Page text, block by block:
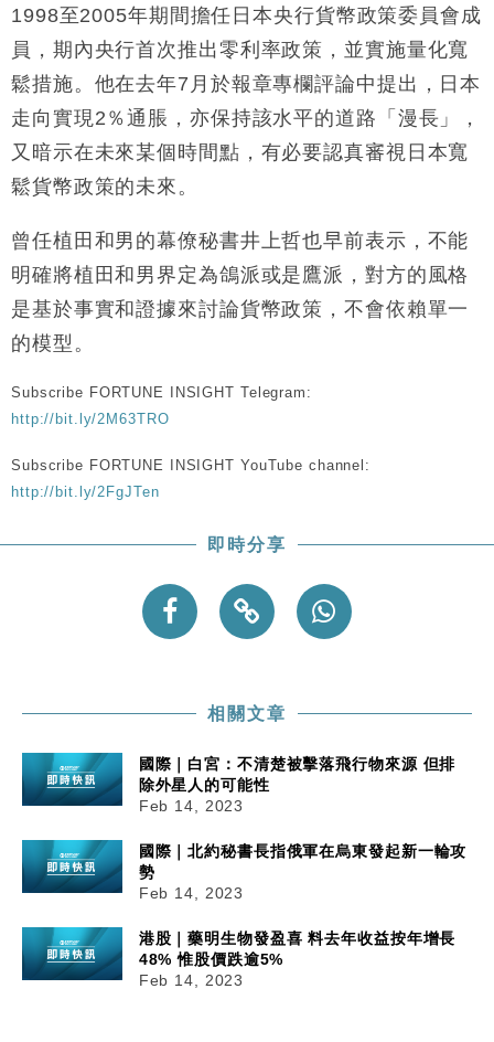
1998至2005年期間擔任日本央行貨幣政策委員會成
員，期內央行首次推出零利率政策，並實施量化寬
鬆措施。他在去年7月於報章專欄評論中提出，日本
走向實現2％通脹，亦保持該水平的道路「漫長」，
又暗示在未來某個時間點，有必要認真審視日本寬
鬆貨幣政策的未來。
曾任植田和男的幕僚秘書井上哲也早前表示，不能
明確將植田和男界定為鴿派或是鷹派，對方的風格
是基於事實和證據來討論貨幣政策，不會依賴單一
的模型。
Subscribe FORTUNE INSIGHT Telegram:
http://bit.ly/2M63TRO
Subscribe FORTUNE INSIGHT YouTube channel:
http://bit.ly/2FgJTen
即時分享
相關文章
國際｜白宮：不清楚被擊落飛行物來源 但排
除外星人的可能性
Feb 14, 2023
國際｜北約秘書長指俄軍在烏東發起新一輪攻
勢
Feb 14, 2023
港股｜藥明生物發盈喜 料去年收益按年增長
48% 惟股價跌逾5%
Feb 14, 2023